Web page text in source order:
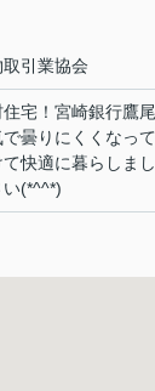
取引業協会
宅！宮崎銀行鷹
曇りにくくなっ
快適に暮らしま
(*^^*)